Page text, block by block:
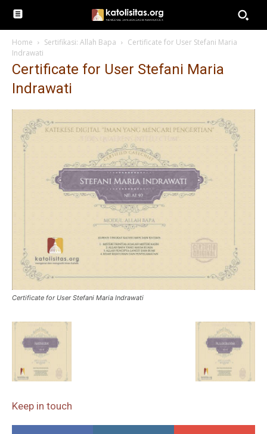
Home Sertifikasi: Allah Bapa
Certificate for User Stefani Maria
Indrawati
Certificate for User Stefani Maria
Indrawati
Certificate for User Stefani Maria Indrawati
Keep in touch